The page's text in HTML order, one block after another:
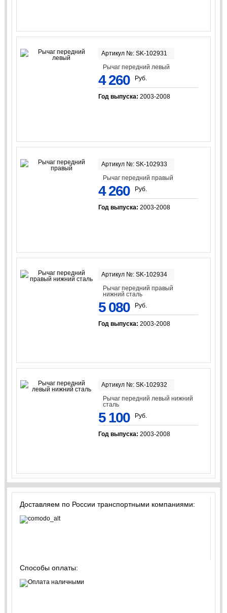
Артикул №: SK-102931
Рычаг передний левый
4 260 Руб.
Год выпуска: 2003-2008
Артикул №: SK-102933
Рычаг передний правый
4 260 Руб.
Год выпуска: 2003-2008
Артикул №: SK-102934
Рычаг передний правый
нижний сталь
5 080 Руб.
Год выпуска: 2003-2008
Артикул №: SK-102932
Рычаг передний левый нижний
сталь
5 100 Руб.
Год выпуска: 2003-2008
Доставляем по России транспортными компаниями:
Способы оплаты: